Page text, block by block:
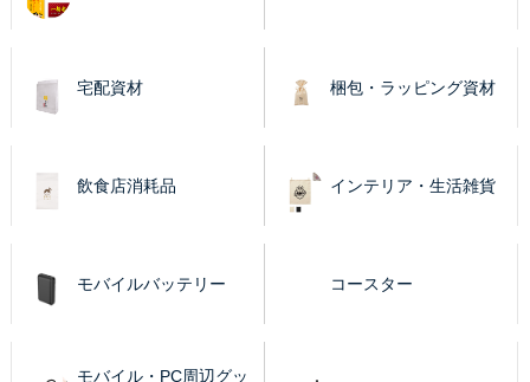
宅配資材 梱包・ラッピング資材
飲食店消耗品 インテリア・生活雑貨
モバイルバッテリー コースター
モバイル・PC周辺グッ